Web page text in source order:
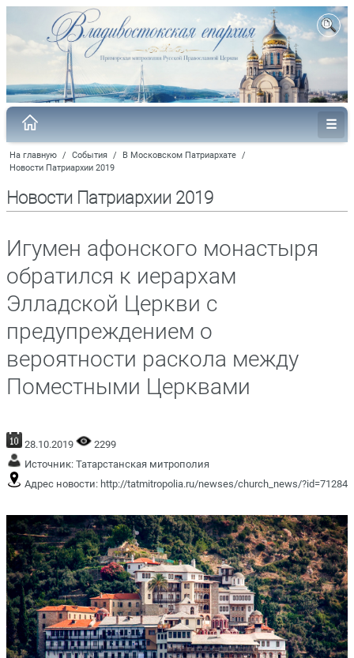
На главную / События / В Московском Патриархате /
Новости Патриархии 2019
Новости Патриархии 2019
Игумен афонского монастыря
обратился к иерархам
Элладской Церкви с
предупреждением о
вероятности раскола между
Поместными Церквами
28.10.2019
2299
Источник: Татарстанская митрополия
Адрес новости: http://tatmitropolia.ru/newses/church_news/?id=71284